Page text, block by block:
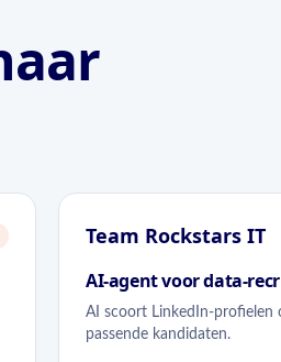
Team Rockstars IT
AI-agent voor data-
AI scoort LinkedIn-profielen
passende kandidaten.